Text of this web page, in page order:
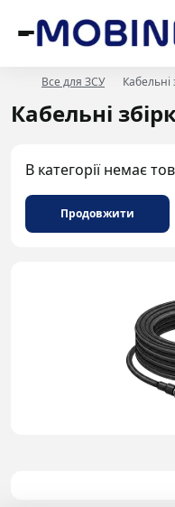
Все для ЗСУ Кабельні
Кабельні
В категорії немає
Продовжити